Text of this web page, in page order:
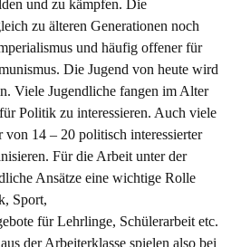
und zu kämpfen. Die
zu älteren Generationen noch
und häufig offener für
Die Jugend von heute wird
Viele Jugendliche fangen im Alter
Politik zu interessieren. Auch viele
14 – 20 politisch interessierter
Für die Arbeit unter der
Ansätze eine wichtige Rolle
Sport,
für Lehrlinge, Schülerarbeit etc.
der Arbeiterklasse spielen also bei